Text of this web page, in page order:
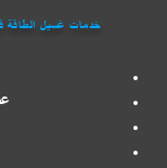
خدمات غسيل الطاقة